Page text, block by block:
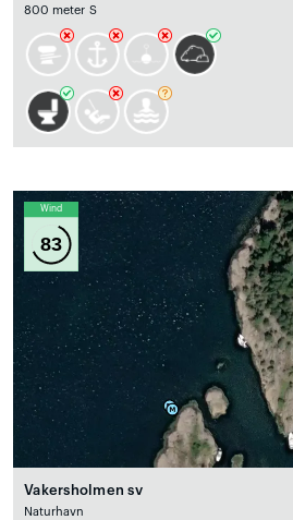
800 meter S
Wind
83
Vakersholmen sv
Naturhavn